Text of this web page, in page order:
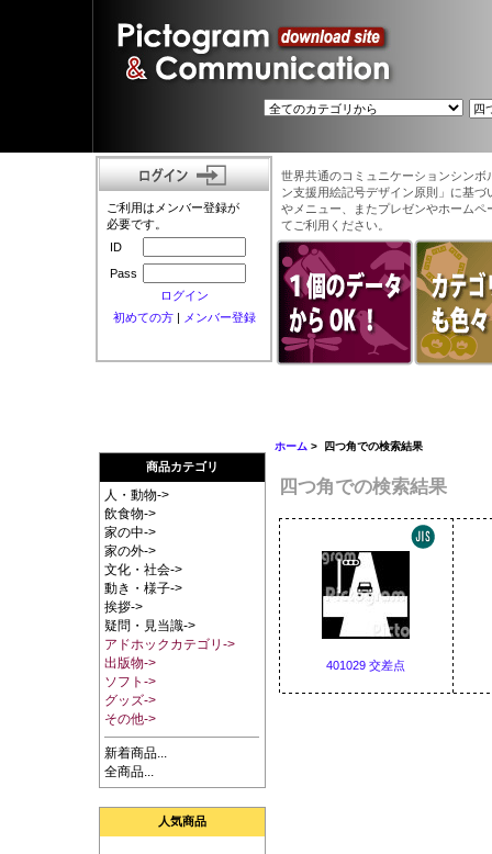
ご利用はメンバー登録が
必要です。
ID
Pass
ログイン
初めての方| メンバー登録
世界共通のコミュニケーションシン
ン支援用絵記号デザイン原則」に基
やメニュー、またプレゼンやホーム
てご利用ください。
商品カテゴリ
人・動物->
飲食物->
家の中->
家の外->
文化・社会->
動き・様子->
挨拶->
疑問・見当識->
アドホックカテゴリ->
出版物->
ソフト->
グッズ->
その他->
新着商品...
全商品...
人気商品
ホーム > 四つ角での検索結果
四つ角での検索結果
401029 交差点